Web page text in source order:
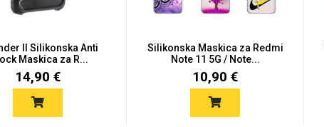
II Silikonska Anti
Maskica za R...
14,90 €
Silikonska Maskica za Redmi
Note 11 5G / Note...
10,90 €